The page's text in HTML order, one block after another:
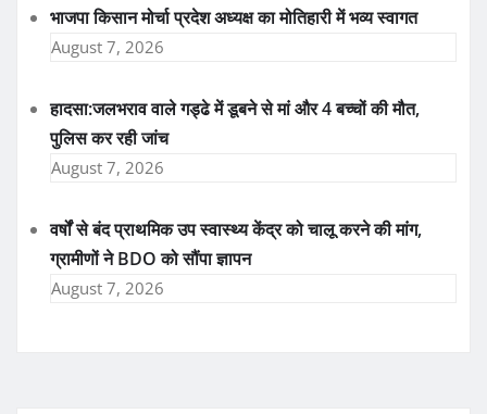
भाजपा किसान मोर्चा प्रदेश अध्यक्ष का मोतिहारी में भव्य स्वागत
August 7, 2026
हादसा:जलभराव वाले गड्ढे में डूबने से मां और 4 बच्चों की मौत,
पुलिस कर रही जांच
August 7, 2026
वर्षों से बंद प्राथमिक उप स्वास्थ्य केंद्र को चालू करने की मांग,
ग्रामीणों ने BDO को सौंपा ज्ञापन
August 7, 2026